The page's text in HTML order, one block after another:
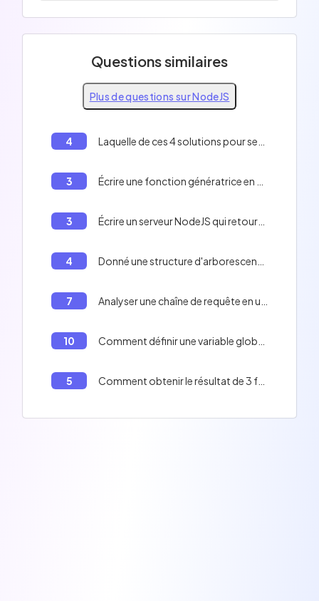
Questions similaires
Plus de questions sur NodeJS
4
3
3
4
7
10
5